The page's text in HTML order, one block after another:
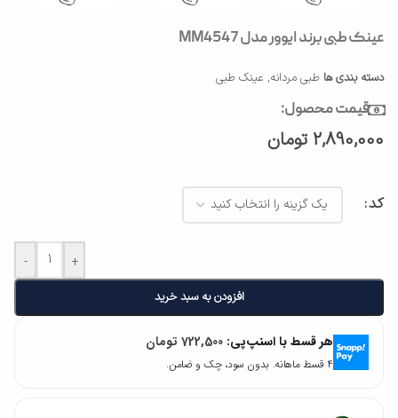
عینک طبی برند ایوور مدل MM4547
دسته بندی ها طبی مردانه, عینک طبی
قیمت محصول:
2,890,000 تومان
کد
- +
افزودن به سبد خرید
هر قسط با اسنپ‌پی: 722,500 تومان
۴ قسط ماهانه. بدون سود، چک و ضامن.